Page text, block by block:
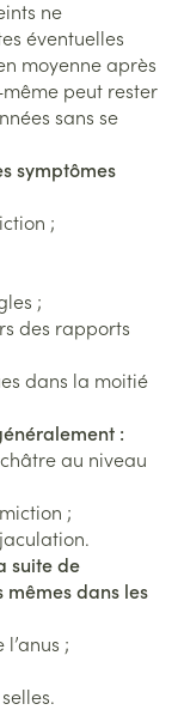
ne
éventuelles
moyenne après
peut rester
sans se
symptômes
;
;
des rapports
dans la moitié
:
au niveau
;
suite de
mêmes dans les
;